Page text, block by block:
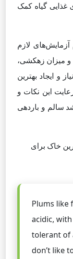
غذایی گیاه کمک
لازم
برای سنجش ویژگی‌های آن، از جمله pH و میزان زهکشی،
و ایجاد بهترین
این نکات و
سالم و باردهی
خاک برای
Plums like
acidic,
tolerant of
don’t like